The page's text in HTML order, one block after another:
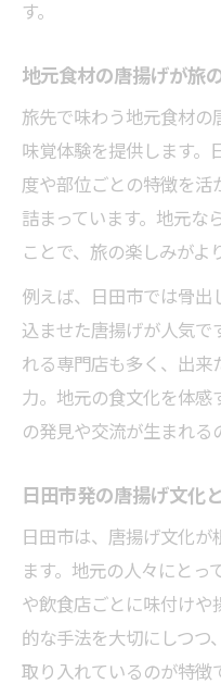
地域の歴史と
唐揚げ好きが日田
唐揚げ巡りで
観光と唐揚げ
地元ならでは
ス
唐揚げ好きが
唐揚げととも
地元食材を活かし
旬の地元食材
さ
地元農家と連
伝統と創造が融合
伝統料理に新
す。
地元食材の唐揚げが旅
旅先で味わう地元食材の
味覚体験を提供します。
度や部位ごとの特徴を活
詰まっています。地元な
ことで、旅の楽しみがよ
例えば、日田市では骨出
込ませた唐揚げが人気で
れる専門店も多く、出来
力。地元の食文化を体感
の発見や交流が生まれる
日田市発の唐揚げ文化
日田市は、唐揚げ文化
ます。地元の人々にとっ
や飲食店ごとに味付けや
的な手法を大切にしつつ
取り入れているのが特徴